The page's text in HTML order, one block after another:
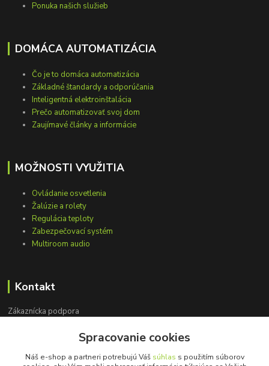
Ponuka našich služieb
DOMÁCA AUTOMATIZÁCIA
Čo je to domáca automatizácia
Základné štandardy a odporúčania
Inteligentná elektroinštalácia
Prečo automatizovať svoj dom
Zaujímavé články a informácie
MOŽNOSTI VYUŽITIA
Ovládanie osvetlenia
Žalúzie a rolety
Regulácia teploty
Zabezpečovací systém
Multiroom audio
Kontakt
Zákaznícka podpora
info@loxprofi.sk
Spracovanie cookies
Náš e-shop a partneri potrebujú Váš súhlas s použitím súborov